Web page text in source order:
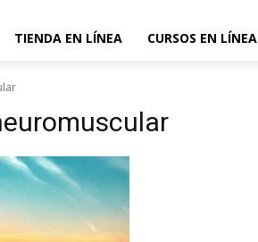
TIENDA EN LÍNEA CURSOS EN LÍNEA